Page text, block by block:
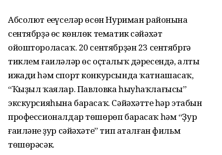
Абсолют еңеүселәр өсөн Нуриман районына
сентябрҙә өс көнлөк тематик сәйәхәт
ойоштороласаҡ. 20 сентябрҙән 23 сентябргә
тиклем ғаиләләр өс оҫталыҡ дәресендә, алты
ижади һәм спорт конкурсында ҡатнашасаҡ,
“Ҡыҙыл ҡаялар. Павловка һыуһаҡлағысы”
экскурсияһына барасаҡ. Сәйәхәттең һәр этабын
профессионалдар төшөрөп барасаҡ һәм “Ҙур
ғаиләнең ҙур сәйәхәте” тип аталған фильм
төшөрәсәк.